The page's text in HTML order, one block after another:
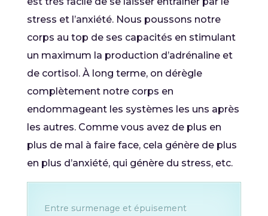
stress et l’anxiété. Nous poussons notre
corps au top de ses capacités en stimulant
un maximum la production d’adrénaline et
de cortisol. À long terme, on dérègle
complètement notre corps en
endommageant les systèmes les uns après
les autres. Comme vous avez de plus en
plus de mal à faire face, cela génère de plus
en plus d’anxiété, qui génère du stress, etc.
Entre surmenage et épuisement